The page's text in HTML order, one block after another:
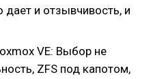
и отзывчивость, и
VE: Выбор не
ZFS под капотом,